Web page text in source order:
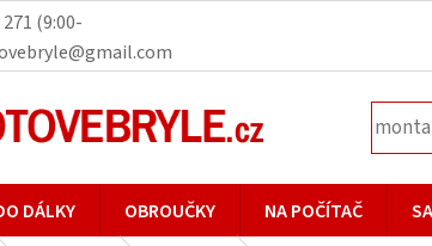
(9:00-
DÁLKY OBROUČKY NA POČÍTAČ